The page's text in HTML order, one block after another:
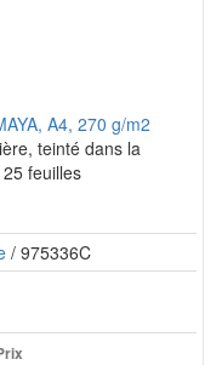
A4, 270 g/m2
teinté dans la
feuilles
/ 975336C